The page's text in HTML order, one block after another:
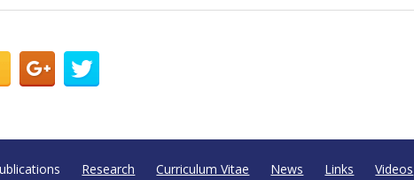
Research Curriculum Vitae News Links Videos